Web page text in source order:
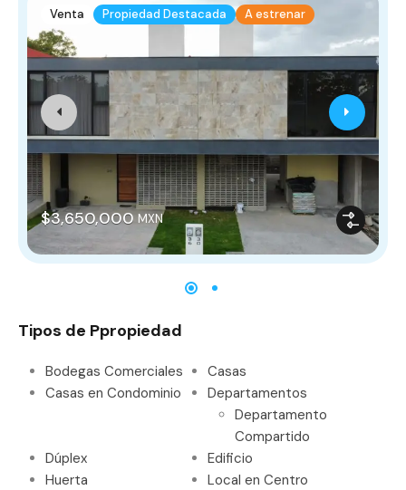
Venta Propiedad Destacada A estrenar
$3,650,000 MXN
Tipos de Ppropiedad
Bodegas Comerciales
Casas
Casas en Condominio
Departamentos
Departamento
Compartido
Dúplex
Edificio
Huerta
Local en Centro